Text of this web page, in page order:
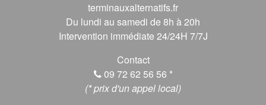
terminauxalternatifs.fr
Du lundi au samedi de 8h à 20h
Intervention immédiate 24/24H 7/7J
Contact
09 72 62 56 56 *
(* prix d'un appel local)